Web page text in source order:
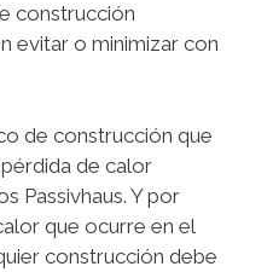
construcción
evitar o minimizar con
de construcción que
de calor
Passivhaus. Y por
que ocurre en el
construcción debe